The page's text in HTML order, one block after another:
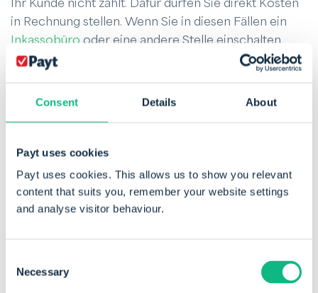
Consent Details About
Payt uses cookies
Payt uses cookies. This allows us to show you relevant
content that suits you, remember your website settings
and analyse visitor behaviour.
Selection
Necessary
Ihr Kunde nicht zahlt. Dafür dürfen Sie direkt Kosten
in Rechnung stellen. Wenn Sie in diesen Fällen ein
Inkassobüro oder eine andere Stelle einschalten,
kommunizieren Sie dies auch in Ihren
Tipp 3: Ihre Zahlungsbedingungen
Klare Zahlungsbedingungen helfen sowohl Ihnen als
Organisation als auch Ihrem Kunden. Um Ihre
Zahlungsbedingungen wirklich hilfreich zu machen,
einige Überlegungen, um Ihre Zahlungsbedingungen
hilfreich und klar zu kommunizieren.